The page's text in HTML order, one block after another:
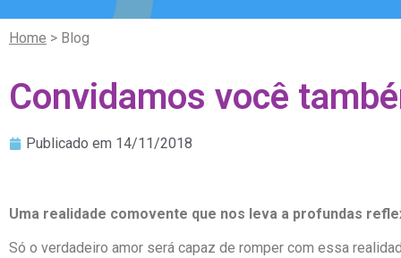
Home > Blog
Convidamos você
Publicado em 14/11/2018
Uma realidade comovente que nos leva a profundas
Só o verdadeiro amor será capaz de romper com essa